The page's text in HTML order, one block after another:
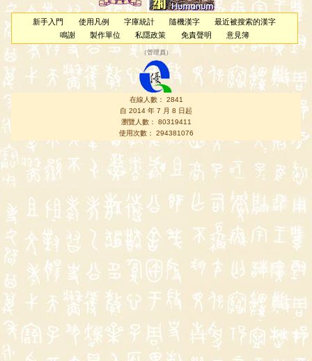
新手入門 使用凡例 字庫統計 隨機漢字
最近被搜索的漢字
鳴謝
製作單位 私隱政策 免責聲明 意見簿
（管理員 ）
在線人數： 2841
自 2014 年 7 月 8 日起
瀏覽人數： 80319411
使用次數： 294381076